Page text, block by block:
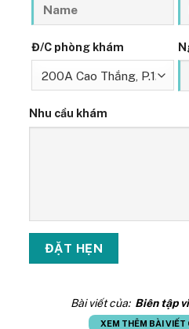
Đ/C phòng khám
Nhu cầu khám
Bài viết của: Biên tập
XEM THÊM BÀI VIẾT